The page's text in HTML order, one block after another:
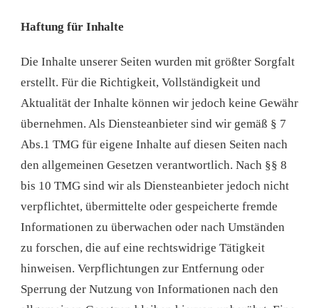
Haftung für Inhalte
Die Inhalte unserer Seiten wurden mit größter Sorgfalt
erstellt. Für die Richtigkeit, Vollständigkeit und
Aktualität der Inhalte können wir jedoch keine Gewähr
übernehmen. Als Diensteanbieter sind wir gemäß § 7
Abs.1 TMG für eigene Inhalte auf diesen Seiten nach
den allgemeinen Gesetzen verantwortlich. Nach §§ 8
bis 10 TMG sind wir als Diensteanbieter jedoch nicht
verpflichtet, übermittelte oder gespeicherte fremde
Informationen zu überwachen oder nach Umständen
zu forschen, die auf eine rechtswidrige Tätigkeit
hinweisen. Verpflichtungen zur Entfernung oder
Sperrung der Nutzung von Informationen nach den